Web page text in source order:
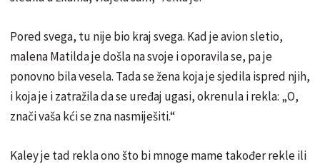
Pored svega, tu nije bio kraj svega. Kad je avion sletio,
malena Matilda je došla na svoje i oporavila se, pa je
ponovno bila vesela. Tada se žena koja je sjedila ispred njih,
i koja je i zatražila da se uređaj ugasi, okrenula i rekla: „O,
znači vaša kći se zna nasmiješiti.“
Kaley je tad rekla ono što bi mnoge mame također rekle ili